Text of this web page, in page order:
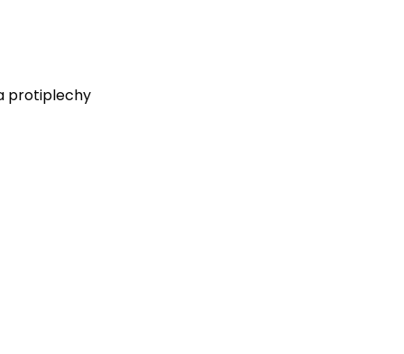
protiplechy